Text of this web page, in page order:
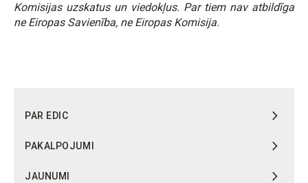
Komisijas uzskatus un viedokļus. Par tiem nav atbildīga
ne Eiropas Savienība, ne Eiropas Komisija.
PAR EDIC
PAKALPOJUMI
JAUNUMI